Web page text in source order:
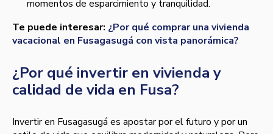
momentos de esparcimiento y tranquilidad.
Te puede interesar: ¿Por qué comprar una vivienda
vacacional en Fusagasugá con vista panorámica?
¿Por qué invertir en vivienda y
calidad de vida en Fusa?
Invertir en Fusagasugá es apostar por el futuro y por un